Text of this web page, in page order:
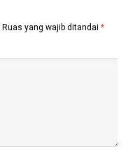
Ruas yang wajib ditandai *